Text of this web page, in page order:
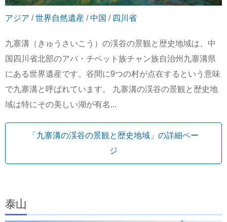
アジア /世界自然遺産 /中国 / 四川省
九寨溝（きゅうさいこう）の渓谷の景観と歴史地域は、中
国四川省北部のアバ・チベット族チャン族自治州九寨溝県
にある世界遺産です。谷間に9つの村が点在するという意味
で九寨溝と呼ばれています。 九寨溝の渓谷の景観と歴史地
域は特にその美しい湖が有名...
「九寨溝の渓谷の景観と歴史地域」の詳細ペー
ジ
泰山